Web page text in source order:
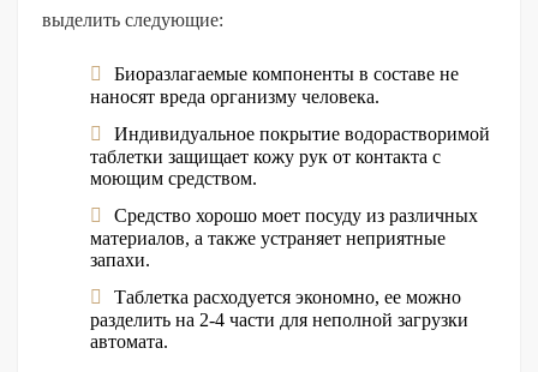
выделить следующие:
Биоразлагаемые компоненты в составе не
наносят вреда организму человека.
Индивидуальное покрытие водорастворимой
таблетки защищает кожу рук от контакта с
моющим средством.
Средство хорошо моет посуду из различных
материалов, а также устраняет неприятные
запахи.
Таблетка расходуется экономно, ее можно
разделить на 2-4 части для неполной загрузки
автомата.